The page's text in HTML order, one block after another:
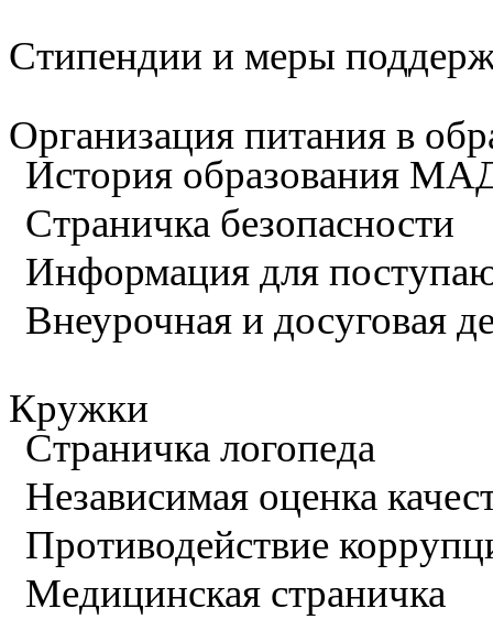
Стипендии и меры
Организация питания в
История образования
Страничка безопасности
Информация для
Внеурочная и досуговая
Кружки
Страничка логопеда
Независимая оценка
Противодействие
Медицинская страничка